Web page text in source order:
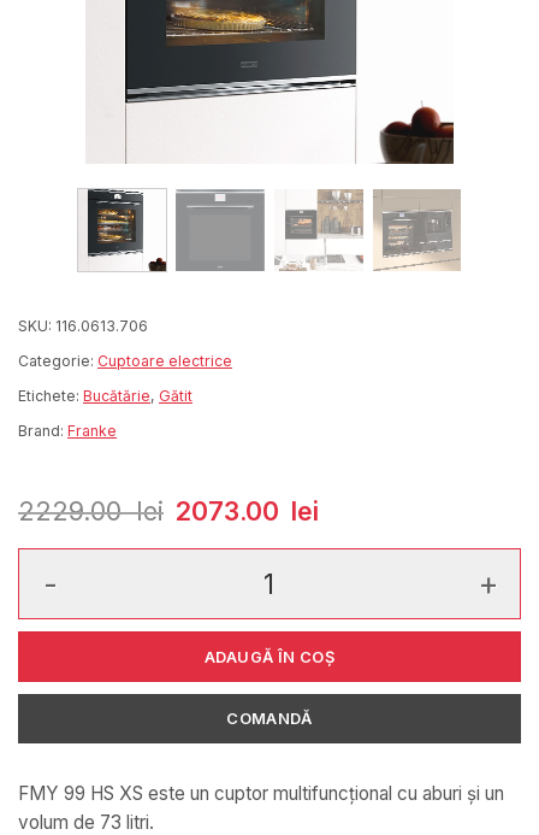
SKU: 116.0613.706
Categorie: Cuptoare electrice
Etichete: Bucătărie, Gătit
Brand: Franke
2229.00lei Prețul
inițial
a
2073.00 lei
este:
ADAUGĂ ÎN COȘ
COMANDĂ
FMY 99 HS XS este un cuptor multifuncțional cu aburi și un
volum de 73 litri.